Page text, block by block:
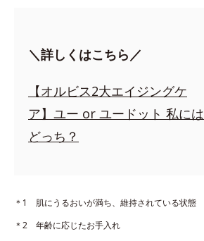
＼詳しくはこちら／
【オルビス2大エイジングケ
ア】ユー or ユードット 私には
どっち？
＊1 肌にうるおいが満ち、維持されている状態
＊2 年齢に応じたお手入れ